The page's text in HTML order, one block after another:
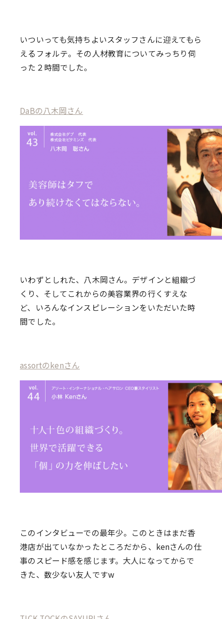
いついっても気持ちよいスタッフさんに迎えてもら
えるフォルテ。その人材教育についてみっちり伺
った２時間でした。
DaBの八木岡さん
いわずとしれた、八木岡さん。デザインと組織づ
くり、そしてこれからの美容業界の行くすえな
ど、いろんなインスピレーションをいただいた時
間でした。
assortのkenさん
このインタビューでの最年少。このときはまだ香
港店が出ていなかったところだから、kenさんの仕
事のスピード感を感じます。大人になってからで
きた、数少ない友人ですw